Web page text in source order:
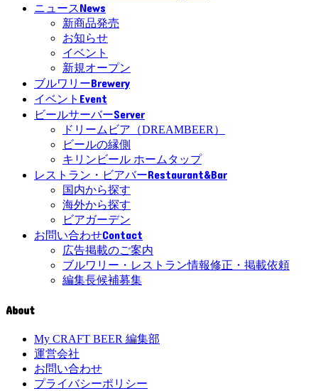
ニュースNews
新商品発売
お知らせ
イベント
新規オープン
ブルワリーBrewery
イベント Event
ビールサーバーServer
ドリームビア（DREAMBEER）
ビールの縁側
キリンビール ホームタップ
レストラン・ビアバーRestaurant&Bar
国内から探す
海外から探す
ビアガーデン
お問い合わせContact
広告掲載のご案内
ブルワリー・レストラン情報修正・掲載依頼
編集長候補募集
About
My CRAFT BEER 編集部
運営会社
お問い合わせ
プライバシーポリシー